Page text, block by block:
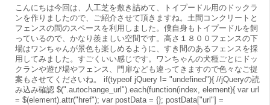
こんにちは今回は、人工芝を敷き詰めて、トイプードル用のドックラ
ンを作りましたので、ご紹介させて頂きますね。土間コンクリートと
フェンスの間のスペースを利用しました。僕自身もトイプードルを飼
っているので、かなり羨ましい空間です。高さ１８００フェンスの下
場はワンちゃんが景色も楽しめるように、すき間のあるフェンスを採
用してみました。すごくいい感じです。ワンちゃんの犬種ごとにドッ
クランや遊び場やフェンス、門扉なども違ってきますので色々なご提
案もさせてくださいね。 if(typeof jQuery != "undefined"){ //jQueryの読
み込み確認 $(".autochange_url").each(function(index, element){ var url
= $(element).attr("href"); var postData = {}; postData["url"] =